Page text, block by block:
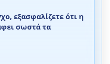
εξασφαλίζετε ότι η
σωστά τα